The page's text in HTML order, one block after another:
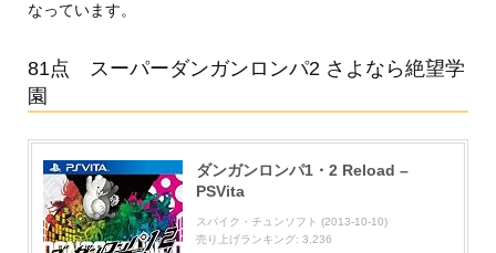
なっています。
81点 スーパーダンガンロンパ2 さよなら絶望学
園
ダンガンロンパ1・2 Reload –
PSVita
スパイク・チュンソフト (2013-10-10)
売り上げランキング: 3,236